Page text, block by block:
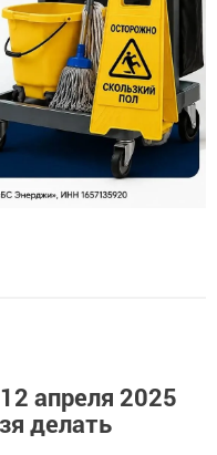
апреля 2025
делать